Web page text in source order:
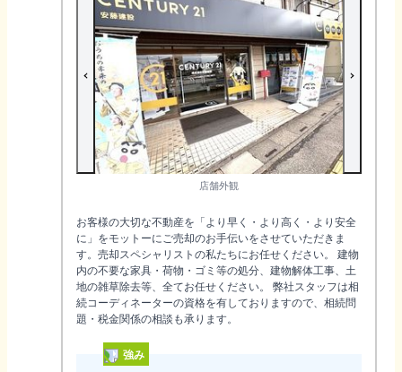
店舗外観
お客様の大切な不動産を「より早く・より高く・より安全
に」をモットーにご売却のお手伝いをさせていただきま
す。売却スペシャリストの私たちにお任せください。 建物
内の不要な家具・荷物・ゴミ等の処分、建物解体工事、土
地の雑草除去等、全てお任せください。 弊社スタッフは相
続コーディネーターの資格を有しておりますので、相続問
題・税金関係の相談も承ります。
強み